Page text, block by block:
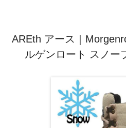
AREth アース｜
ルゲンロート スノー